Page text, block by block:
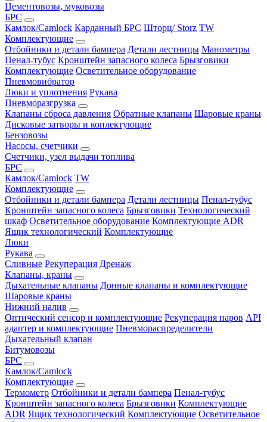
Цементовозы, муковозы
БРС
Камлок/Camlock Карданный БРС Шторц/ Storz TW
Комплектующие
Отбойники и детали бампера Детали лестницы Манометры
Пенал-тубус Кронштейн запасного колеса Брызговики
Комплектующие Осветительное оборудование
Пневмовибратор
Люки и уплотнения Рукава
Пневморазгрузка
Клапаны сброса давления Обратные клапаны Шаровые краны
Дисковые затворы и коплектующие
Бензовозы
Насосы, счетчики
Счетчики, узел выдачи топлива
БРС
Камлок/Camlock TW
Комплектующие
Отбойники и детали бампера Детали лестницы Пенал-тубус
Кронштейн запасного колеса Брызговики Технологический
шкаф Осветительное оборудование Комплектующие ADR
Ящик технологический Комплектующие
Люки
Рукава
Сливные Рекуперация Дренаж
Клапаны, краны
Дыхательные клапаны Донные клапаны и комплектующие
Шаровые краны
Нижний налив
Оптический сенсор и комплектующие Рекуперация паров API
адаптер и комплектующие Пневмораспределители
Дыхательный клапан
Битумовозы
БРС
Камлок/Camlock
Комплектующие
Термометр Отбойники и детали бампера Пенал-тубус
Кронштейн запасного колеса Брызговики Комплектующие
ADR Ящик технологический Комплектующие Осветительное